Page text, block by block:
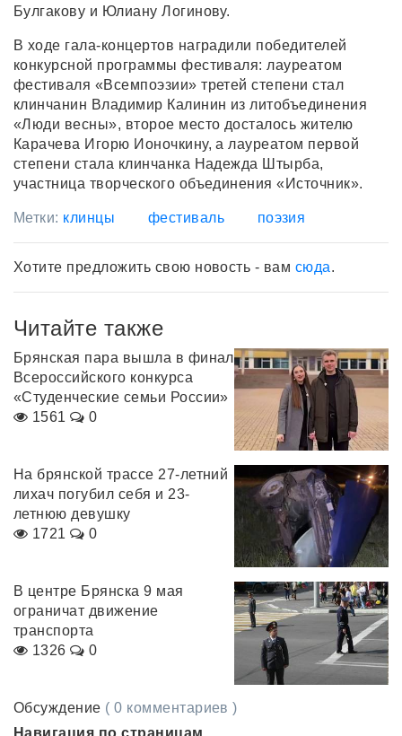
Булгакову и Юлиану Логинову.
В ходе гала-концертов наградили победителей
конкурсной программы фестиваля: лауреатом
фестиваля «Всемпоэзии» третей степени стал
клинчанин Владимир Калинин из литобъединения
«Люди весны», второе место досталось жителю
Карачева Игорю Ионочкину, а лауреатом первой
степени стала клинчанка Надежда Штырба,
участница творческого объединения «Источник».
Метки: клинцы фестиваль поэзия
Хотите предложить свою новость - вам сюда.
Читайте также
Брянская пара вышла в финал
Всероссийского конкурса
«Студенческие семьи России»
1561
0
На брянской трассе 27-летний
лихач погубил себя и 23-
летнюю девушку
1721
0
В центре Брянска 9 мая
ограничат движение
транспорта
1326
0
Обсуждение ( 0 комментариев )
Навигация по страницам